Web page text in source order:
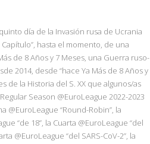
día de la Invasión rusa de Ucrania
hasta el momento, de una
de 8 Años y 7 Meses, una Guerra ruso-
2014, desde “hace Ya Más de 8 Años y
de la Historia del S. XX que algunos/as
Season @EuroLeague 2022-2023
@EuroLeague “Round-Robin”, la
“de 18”, la Cuarta @EuroLeague “del
@EuroLeague “del SARS-CoV-2”, la